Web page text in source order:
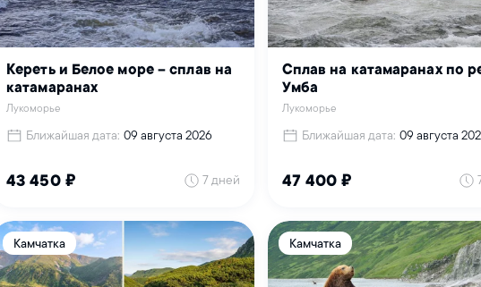
Кереть и Белое море – сплав на
катамаранах
Лукоморье
Ближайшая дата: 09 августа 2026
43 450 ₽ 7 дней
Сплав на катамаранах по
Умба
Лукоморье
Ближайшая дата: 09 августа
47 400 ₽
Камчатка Камчатка